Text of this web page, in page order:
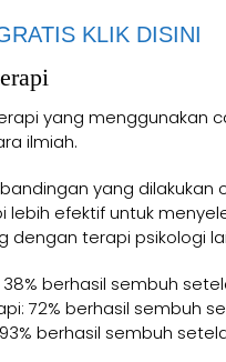
KLIK DISINI
yang menggunakan
ilmiah.
yang dilakukan
lebih efektif untuk
dengan terapi psikologi
38% berhasil sembuh
72% berhasil sembuh
berhasil sembuh